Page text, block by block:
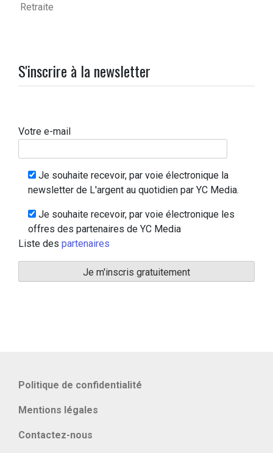
Retraite
S'inscrire à la newsletter
Votre e-mail
Je souhaite recevoir, par voie électronique la
newsletter de L'argent au quotidien par YC Media.
Je souhaite recevoir, par voie électronique les
offres des partenaires de YC Media
Liste des partenaires
Politique de confidentialité
Mentions légales
Contactez-nous